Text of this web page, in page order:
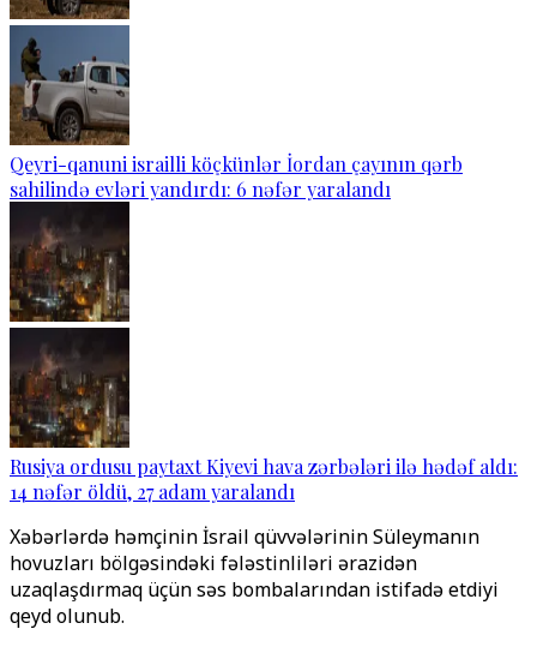
Qeyri-qanuni israilli köçkünlər İordan çayının qərb
sahilində evləri yandırdı: 6 nəfər yaralandı
Rusiya ordusu paytaxt Kiyevi hava zərbələri ilə hədəf aldı:
14 nəfər öldü, 27 adam yaralandı
Xəbərlərdə həmçinin İsrail qüvvələrinin Süleymanın
hovuzları bölgəsindəki fələstinliləri ərazidən
uzaqlaşdırmaq üçün səs bombalarından istifadə etdiyi
qeyd olunub.